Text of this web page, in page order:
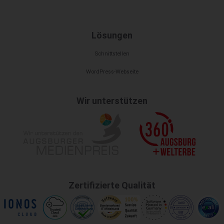
Lösungen
Schnittstellen
WordPress-Webseite
Wir unterstützen
Zertifizierte Qualität